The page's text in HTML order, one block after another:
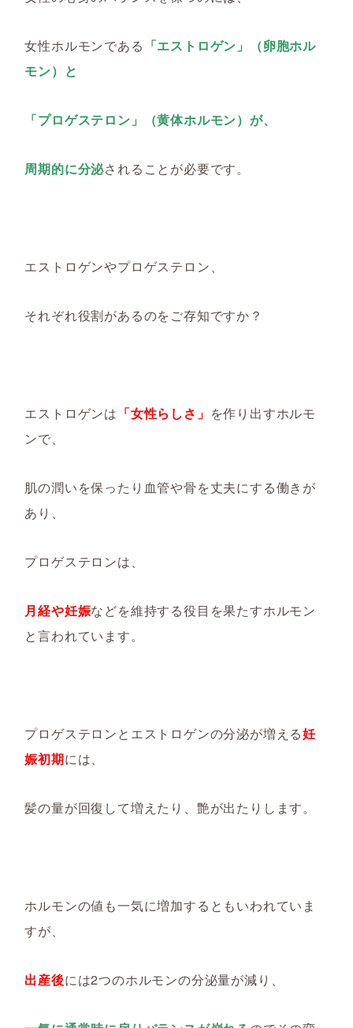
女性ホルモンである 「エストロゲン」（卵胞ホル
モン）と
「プロゲステロン」（黄体ホルモン）が、
周期的に分泌されることが必要です。
エストロゲンやプロゲステロン、
それぞれ役割があるのをご存知ですか？
エストロゲンは 「女性らしさ」 を作り出すホルモ
ンで、
肌の潤いを保ったり血管や骨を丈夫にする働きが
あり、
プロゲステロンは、
月経や妊娠などを維持する役目を果たすホルモン
と言われています。
プロゲステロンとエストロゲンの分泌が増える妊
娠初期には、
髪の量が回復して増えたり、艶が出たりします。
ホルモンの値も一気に増加するともいわれていま
すが、
出産後には2つのホルモンの分泌量が減り、